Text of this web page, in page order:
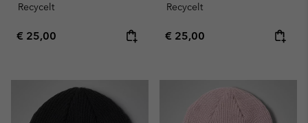
Recycelt
Regular price:
€ 25,00
Recycelt
Regular price:
€ 25,00